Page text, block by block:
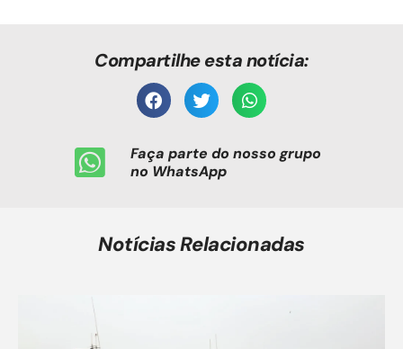
Compartilhe esta notícia:
Faça parte do nosso grupo
no WhatsApp
Notícias Relacionadas